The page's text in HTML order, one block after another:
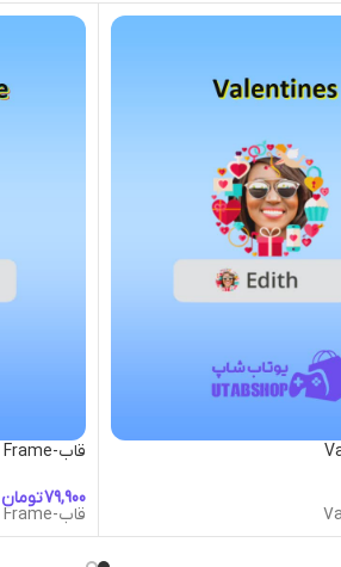
قاب-Valkyrie Frame
تومان
قاب-Valkyrie Frame